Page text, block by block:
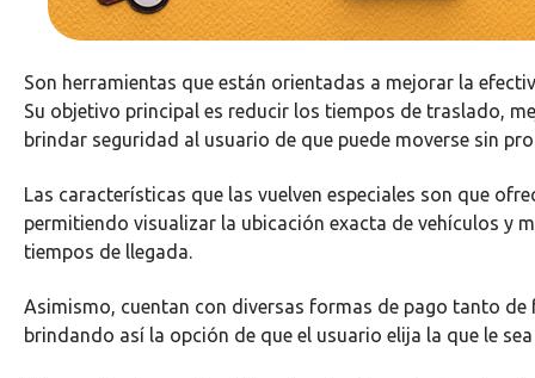
Son herramientas que están orientadas a mejorar la
Su objetivo principal es reducir los tiempos de traslado,
brindar seguridad al usuario de que puede moverse sin
Las características que las vuelven especiales son que
permitiendo visualizar la ubicación exacta de vehículos y
tiempos de llegada.
Asimismo, cuentan con diversas formas de pago tanto
brindando así la opción de que el usuario elija la que le